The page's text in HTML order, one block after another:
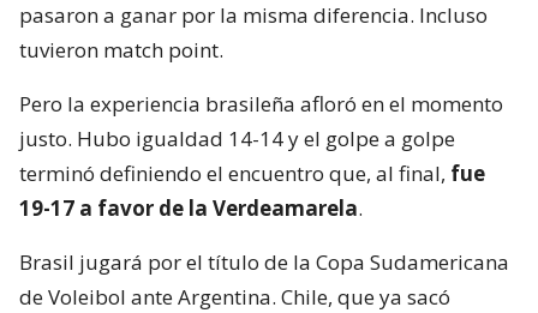
pasaron a ganar por la misma diferencia. Incluso
tuvieron match point.
Pero la experiencia brasileña afloró en el momento
justo. Hubo igualdad 14-14 y el golpe a golpe
terminó definiendo el encuentro que, al final, fue
19-17 a favor de la Verdeamarela.
Brasil jugará por el título de la Copa Sudamericana
de Voleibol ante Argentina. Chile, que ya sacó